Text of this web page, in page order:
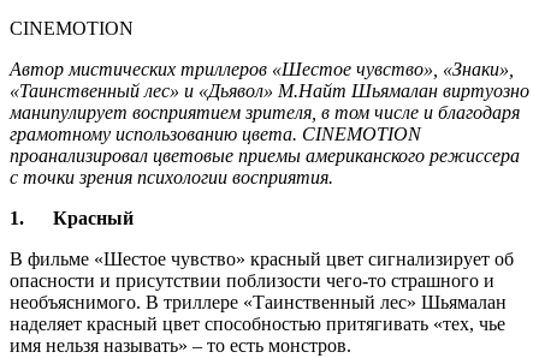
CINEMOTION
Автор мистических триллеров «Шестое чувство», «Знаки»,
«Таинственный лес» и «Дьявол» М.Найт Шьямалан виртуозно
манипулирует восприятием зрителя, в том числе и благодаря
грамотному использованию цвета. CINEMOTION
проанализировал цветовые приемы американского режиссера
с точки зрения психологии восприятия.
1. Красный
В фильме «Шестое чувство» красный цвет сигнализирует об
опасности и присутствии поблизости чего-то страшного и
необъяснимого. В триллере «Таинственный лес» Шьямалан
наделяет красный цвет способностью притягивать «тех, чье
имя нельзя называть» – то есть монстров.